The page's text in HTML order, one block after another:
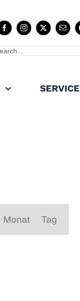
SERVICE
Ansichten-
Navigation
Monat Tag